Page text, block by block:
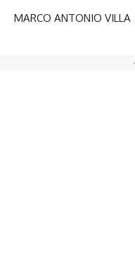
MARCO ANTONIO VILLA